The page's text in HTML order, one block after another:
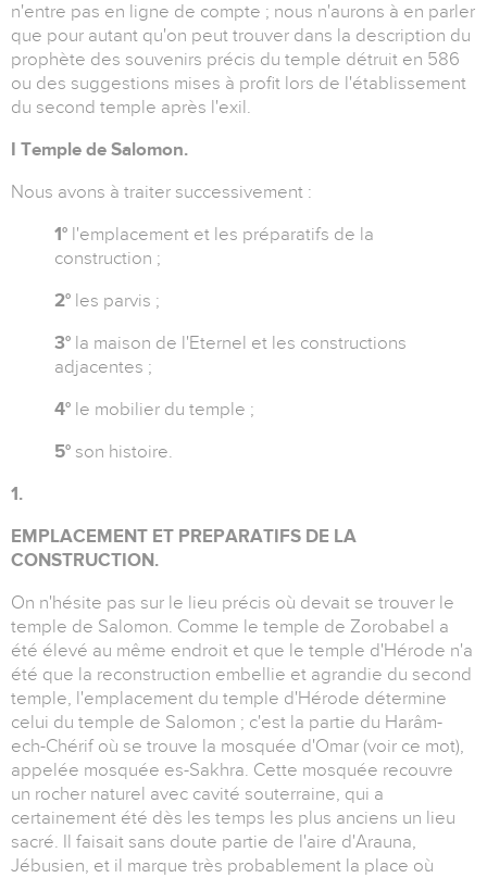
n'entre pas en ligne de compte ; nous n'aurons à en parler
que pour autant qu'on peut trouver dans la description du
prophète des souvenirs précis du temple détruit en 586
ou des suggestions mises à profit lors de l'établissement
du second temple après l'exil.
I Temple de Salomon.
Nous avons à traiter successivement :
1° l'emplacement et les préparatifs de la
construction ;
2° les parvis ;
3° la maison de l'Eternel et les constructions
adjacentes ;
4° le mobilier du temple ;
5° son histoire.
1.
EMPLACEMENT ET PREPARATIFS DE LA
CONSTRUCTION.
On n'hésite pas sur le lieu précis où devait se trouver le
temple de Salomon. Comme le temple de Zorobabel a
été élevé au même endroit et que le temple d'Hérode n'a
été que la reconstruction embellie et agrandie du second
temple, l'emplacement du temple d'Hérode détermine
celui du temple de Salomon ; c'est la partie du Harâm-
ech-Chérif où se trouve la mosquée d'Omar (voir ce mot),
appelée mosquée es-Sakhra. Cette mosquée recouvre
un rocher naturel avec cavité souterraine, qui a
certainement été dès les temps les plus anciens un lieu
sacré. Il faisait sans doute partie de l'aire d'Arauna,
Jébusien, et il marque très probablement la place où